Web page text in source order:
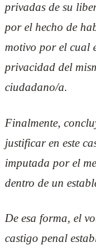
privadas de su
por el hecho de
motivo por el cual
privacidad del
ciudadano/a.
Finalmente,
justificar en este
imputada por el
dentro de un
De esa forma, el
castigo penal